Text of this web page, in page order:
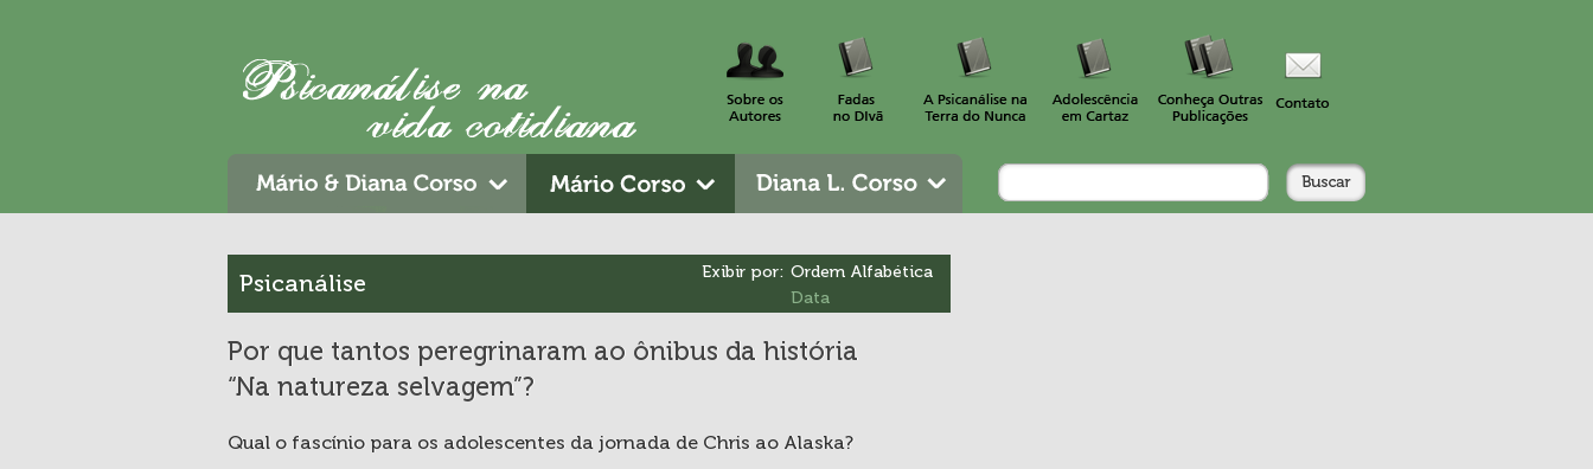
Psicanálise Exibir por: Ordem Alfabética
Data
Por que tantos peregrinaram ao ônibus da história
“Na natureza selvagem”?
Qual o fascínio para os adolescentes da jornada de Chris ao Alaska?